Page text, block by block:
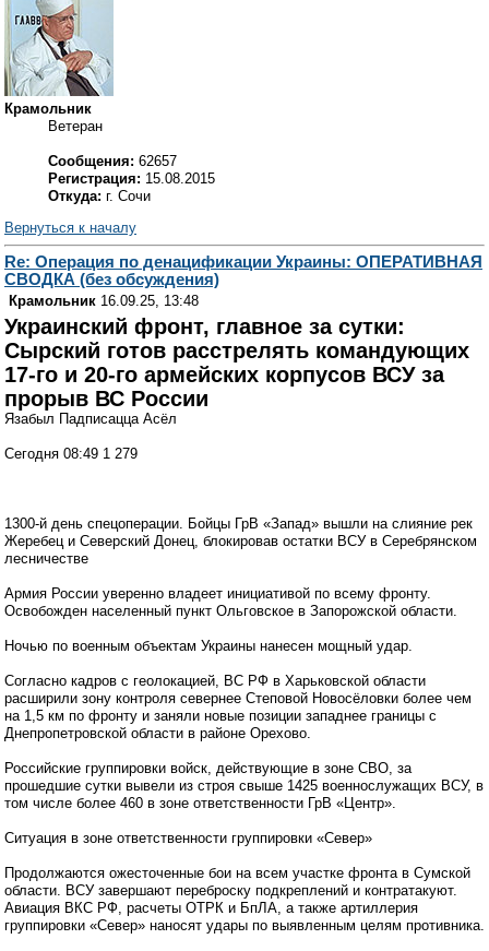
Крамольник
Ветеран
Сообщения: 62657
Регистрация: 15.08.2015
Откуда: г. Сочи
Вернуться к началу
Re: Операция по денацификации Украины: ОПЕРАТИВНАЯ
СВОДКА (без обсуждения)
Крамольник 16.09.25, 13:48
Украинский фронт, главное за сутки:
Сырский готов расстрелять командующих
17-го и 20-го армейских корпусов ВСУ за
прорыв ВС России
Язабыл Падписацца Асёл
Сегодня 08:49 1 279
1300-й день спецоперации. Бойцы ГрВ «Запад» вышли на слияние рек
Жеребец и Северский Донец, блокировав остатки ВСУ в Серебрянском
лесничестве
Армия России уверенно владеет инициативой по всему фронту.
Освобожден населенный пункт Ольговское в Запорожской области.
Ночью по военным объектам Украины нанесен мощный удар.
Согласно кадров с геолокацией, ВС РФ в Харьковской области
расширили зону контроля севернее Степовой Новосёловки более чем
на 1,5 км по фронту и заняли новые позиции западнее границы с
Днепропетровской области в районе Орехово.
Российские группировки войск, действующие в зоне СВО, за
прошедшие сутки вывели из строя свыше 1425 военнослужащих ВСУ, в
том числе более 460 в зоне ответственности ГрВ «Центр».
Ситуация в зоне ответственности группировки «Север»
Продолжаются ожесточенные бои на всем участке фронта в Сумской
области. ВСУ завершают переброску подкреплений и контратакуют.
Авиация ВКС РФ, расчеты ОТРК и БпЛА, а также артиллерия
группировки «Север» наносят удары по выявленным целям противника.